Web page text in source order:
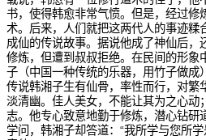
书，使得韩愈非常气愤。但是，经过修
术。后来，人们就把这两代人的事迹糅
成仙的传说故事。据说他成了神仙后，
修炼，但遭到叔叔拒绝。在民间的形象
子（中国一种传统的乐器，用竹子做成
传说韩湘子生有仙骨，率性而行，对繁
淡清幽。佳人美女，不能让其为之心动
志。他专心致意地勤于修炼，潜心钻研
学问，韩湘子却答道：“我所学与您所